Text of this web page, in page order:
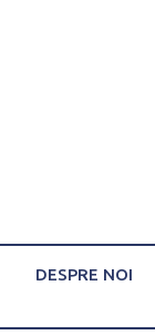
DESPRE NOI